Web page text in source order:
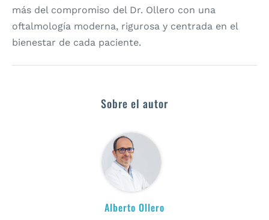
más del compromiso del Dr. Ollero con una
oftalmología moderna, rigurosa y centrada en el
bienestar de cada paciente.
Sobre el autor
Alberto Ollero